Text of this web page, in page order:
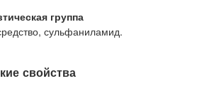
группа
сульфаниламид.
свойства